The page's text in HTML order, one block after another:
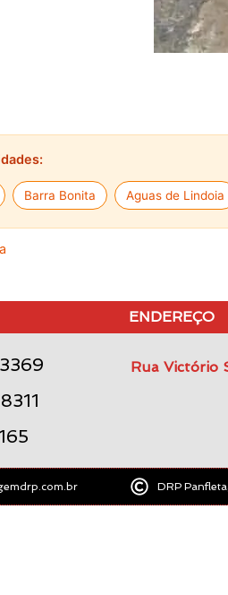
Barra Bonita Aguas de Lindoia
ENDEREÇO
Rua Victório
DRP